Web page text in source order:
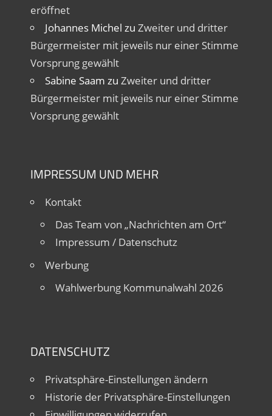
eröffnet
Johannes Michel zu Zweiter und dritter
Bürgermeister mit jeweils nur einer Stimme
Vorsprung gewählt
Sabine Saam zu Zweiter und dritter
Bürgermeister mit jeweils nur einer Stimme
Vorsprung gewählt
IMPRESSUM UND MEHR
Kontakt
Das Team von „Nachrichten am Ort“
Impressum / Datenschutz
Werbung
Wahlwerbung Kommunalwahl 2026
DATENSCHUTZ
Privatsphäre-Einstellungen ändern
Historie der Privatsphäre-Einstellungen